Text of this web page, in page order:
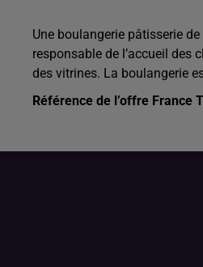
Une boulangerie pâtisserie
responsable de l’accueil des
des vitrines. La boulangerie
Référence de l’offre France